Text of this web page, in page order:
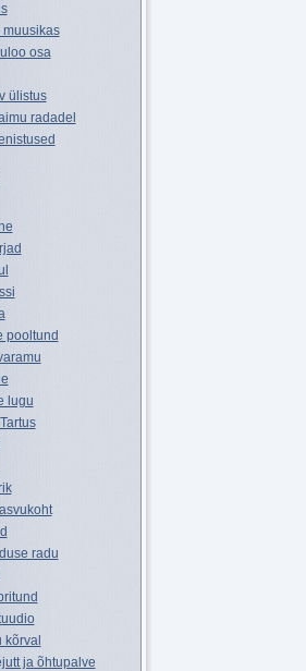
muusikas
osa
ülistus
radadel
pooltund
lugu
radu
kõrval
ja õhtupalve